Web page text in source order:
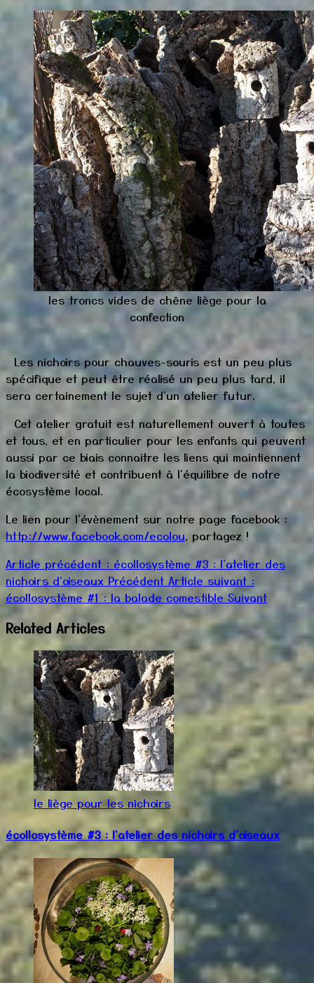
les troncs vides de chêne liège pour la
confection
Les nichoirs pour chauves-souris est un peu plus
spécifique et peut être réalisé un peu plus tard, il
sera certainement le sujet d'un atelier futur.
Cet atelier gratuit est naturellement ouvert à toutes
et tous, et en particulier pour les enfants qui peuvent
aussi par ce biais connaitre les liens qui maintiennent
la biodiversité et contribuent à l'équilibre de notre
écosystème local.
Le lien pour l'évènement sur notre page facebook :
http://www.facebook.com/ecolou, partagez !
Article précédent : écollosystème #3 : l'atelier des
nichoirs d'oiseaux Précédent Article suivant :
écollosystème #1 : la balade comestibleSuivant
Related Articles
le liège pour les nichoirs
écollosystème #3 : l'atelier des nichoirs d'oiseaux